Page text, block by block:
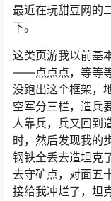
最近在玩甜豆网的
下。
这类页游我以前基
——点点点，等等
没跑出这个框架，
空军分三栏，造兵
人靠兵，兵又回到
时，然后发现我的
钢铁全丢去造坦克
去守矿点，对面五
接给我冲烂了，坦